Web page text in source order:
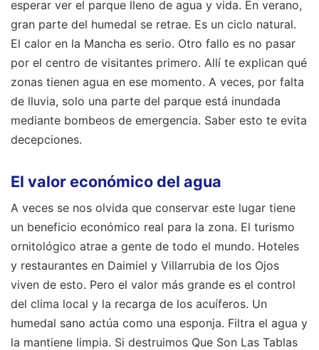
esperar ver el parque lleno de agua y vida. En verano,
gran parte del humedal se retrae. Es un ciclo natural.
El calor en la Mancha es serio. Otro fallo es no pasar
por el centro de visitantes primero. Allí te explican qué
zonas tienen agua en ese momento. A veces, por falta
de lluvia, solo una parte del parque está inundada
mediante bombeos de emergencia. Saber esto te evita
decepciones.
El valor económico del agua
A veces se nos olvida que conservar este lugar tiene
un beneficio económico real para la zona. El turismo
ornitológico atrae a gente de todo el mundo. Hoteles
y restaurantes en Daimiel y Villarrubia de los Ojos
viven de esto. Pero el valor más grande es el control
del clima local y la recarga de los acuíferos. Un
humedal sano actúa como una esponja. Filtra el agua y
la mantiene limpia. Si destruimos Que Son Las Tablas